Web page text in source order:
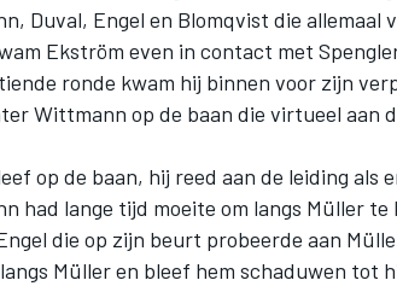
Duval, Engel en Blomqvist die allemaal
Ekström even in contact met
ronde kwam hij binnen voor zijn
Wittmann op de baan die virtueel aan
op de baan, hij reed aan de leiding als
had lange tijd moeite om langs Müller te
die op zijn beurt probeerde aan
Müller en bleef hem schaduwen tot